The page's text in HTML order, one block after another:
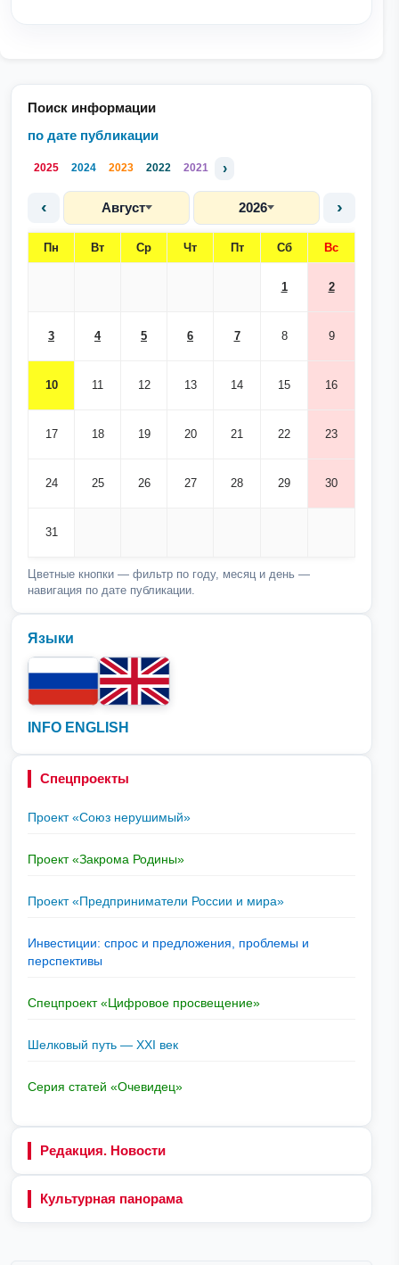
Поиск информации
по дате публикации
2025 2024 2023 2022 2021 ›
‹ Август 2026 ›
Пн Вт Ср Чт Пт Сб Вс
1 2
3 4 5 6 7 8 9
10 11 12 13 14 15 16
17 18 19 20 21 22 23
24 25 26 27 28 29 30
31
Цветные кнопки — фильтр по году, месяц и день —
навигация по дате публикации.
Языки
INFO ENGLISH
Спецпроекты
Проект «Союз нерушимый»
Проект «Закрома Родины»
Проект «Предприниматели России и мира»
Инвестиции: спрос и предложения, проблемы и
перспективы
Спецпроект «Цифровое просвещение»
Шелковый путь — XXI век
Серия статей «Очевидец»
Редакция. Новости
Культурная панорама